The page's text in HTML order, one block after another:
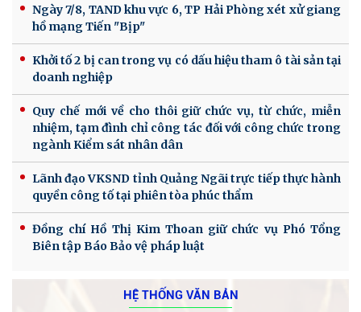
Ngày 7/8, TAND khu vực 6, TP Hải Phòng xét xử giang
hồ mạng Tiến "Bịp"
Khởi tố 2 bị can trong vụ có dấu hiệu tham ô tài sản tại
doanh nghiệp
Quy chế mới về cho thôi giữ chức vụ, từ chức, miễn
nhiệm, tạm đình chỉ công tác đối với công chức trong
ngành Kiểm sát nhân dân
Lãnh đạo VKSND tỉnh Quảng Ngãi trực tiếp thực hành
quyền công tố tại phiên tòa phúc thẩm
Đồng chí Hồ Thị Kim Thoan giữ chức vụ Phó Tổng
Biên tập Báo Bảo vệ pháp luật
HỆ THỐNG VĂN BẢN